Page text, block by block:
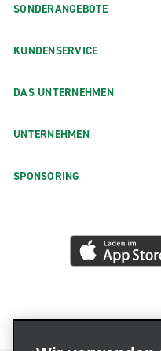
SONDERANGEBOTE
KUNDENSERVICE
DAS UNTERNEHMEN
UNTERNEHMEN
SPONSORING